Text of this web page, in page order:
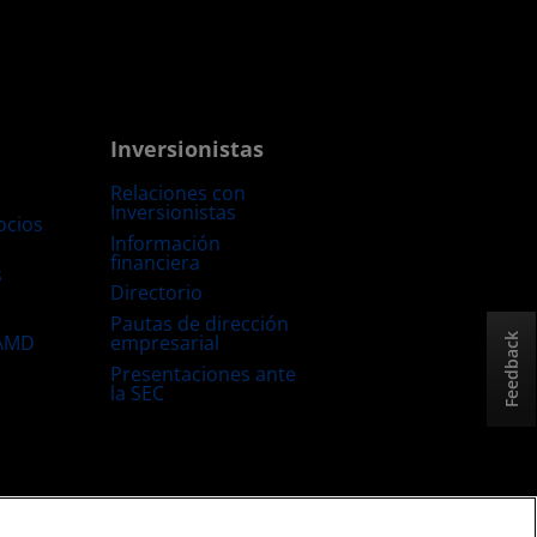
Inversionistas
Relaciones con
Inversionistas
Información
financiera
Directorio
Pautas de dirección
empresarial
Presentaciones ante
la SEC Feedback